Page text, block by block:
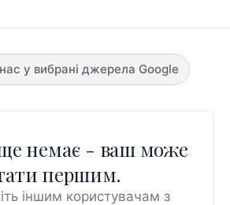
у вибрані джерела Google
ще немає - ваш може
першим.
іншим користувачам з